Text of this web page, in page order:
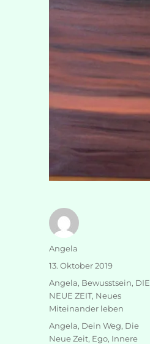
Autor
Angela
Veröffentlicht
13. Oktober 2019
Kategorien
Angela, Bewusstsein, DIE
NEUE ZEIT, Neues
Miteinander leben
Schlagwörter
Angela, Dein Weg, Die
Neue Zeit, Ego, Innere